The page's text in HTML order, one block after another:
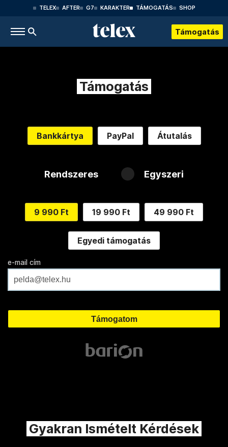
TELEX AFTER G7 KARAKTER TÁMOGATÁS SHOP
Támogatás
Támogatás
Bankkártya PayPal Átutalás
Rendszeres Egyszeri
9 990 Ft 19 990 Ft 49 990 Ft
Egyedi támogatás
e-mail cím
Gyakran Ismételt Kérdések